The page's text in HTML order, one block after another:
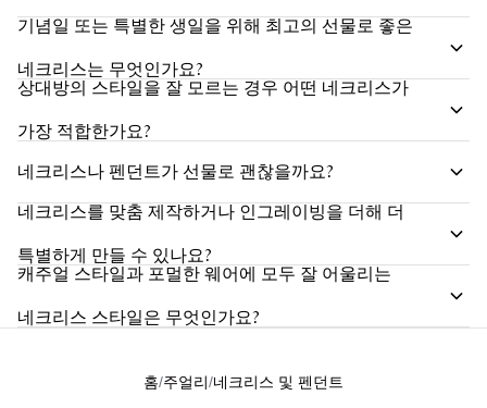
기념일 또는 특별한 생일을 위해 최고의 선물로 좋은
네크리스는 무엇인가요?
상대방의 스타일을 잘 모르는 경우 어떤 네크리스가
가장 적합한가요?
네크리스나 펜던트가 선물로 괜찮을까요?
네크리스를 맞춤 제작하거나 인그레이빙을 더해 더
특별하게 만들 수 있나요?
캐주얼 스타일과 포멀한 웨어에 모두 잘 어울리는
네크리스 스타일은 무엇인가요?
홈 주얼리 네크리스 및 펜던트